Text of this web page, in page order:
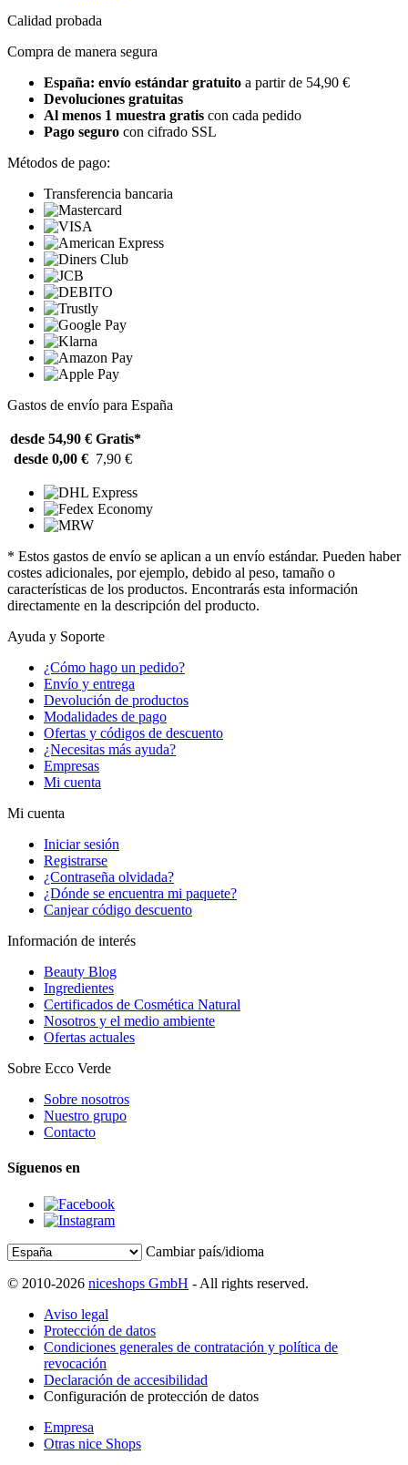
Calidad probada
Compra de manera segura
España: envío estándar gratuito a partir de 54,90 €
Devoluciones gratuitas
Al menos 1 muestra gratis con cada pedido
Pago seguro con cifrado SSL
Métodos de pago:
Transferencia bancaria
Gastos de envío para España
desde 54,90 € Gratis*
desde 0,00 € 7,90 €
* Estos gastos de envío se aplican a un envío estándar. Pueden haber
costes adicionales, por ejemplo, debido al peso, tamaño o
características de los productos. Encontrarás esta información
directamente en la descripción del producto.
Ayuda y Soporte
¿Cómo hago un pedido?
Envío y entrega
Devolución de productos
Modalidades de pago
Ofertas y códigos de descuento
¿Necesitas más ayuda?
Empresas
Mi cuenta
Mi cuenta
Iniciar sesión
Registrarse
¿Contraseña olvidada?
¿Dónde se encuentra mi paquete?
Canjear código descuento
Información de interés
Beauty Blog
Ingredientes
Certificados de Cosmética Natural
Nosotros y el medio ambiente
Ofertas actuales
Sobre Ecco Verde
Sobre nosotros
Nuestro grupo
Contacto
Síguenos en
Cambiar país/idioma
© 2010-2026 niceshops GmbH - All rights reserved.
Aviso legal
Protección de datos
Condiciones generales de contratación y política de
revocación
Declaración de accesibilidad
Configuración de protección de datos
Empresa
Otras nice Shops